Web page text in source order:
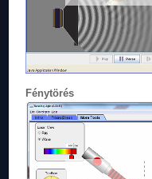
Fénytörés